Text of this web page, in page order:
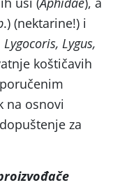
.) (nektarine!) i
Lygus,
koštičavih
na osnovi
za